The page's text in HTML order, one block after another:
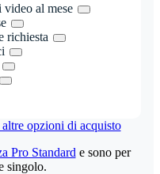
al mese
richiesta
opzioni di acquisto
Pro Standard e sono per
singolo.